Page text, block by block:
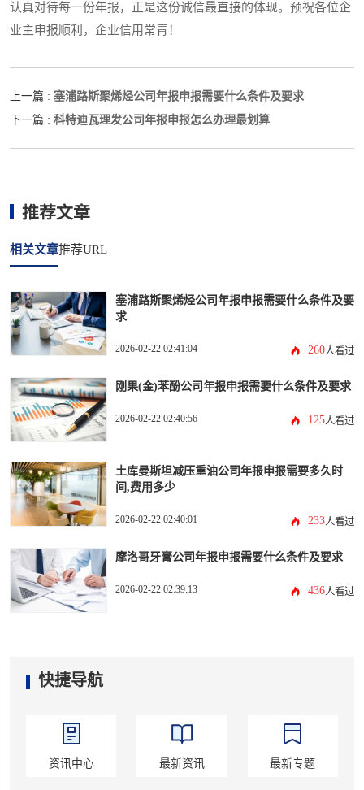
认真对待每一份年报，正是这份诚信最直接的体现。预祝各位企
业主申报顺利，企业信用常青！
上一篇 : 塞浦路斯聚烯烃公司年报申报需要什么条件及要求
下一篇 : 科特迪瓦理发公司年报申报怎么办理最划算
推荐文章
相关文章推荐URL
塞浦路斯聚烯烃公司年报申报需要什么条件及要
求
2026-02-22 02:41:04 260人看过
刚果(金)苯酚公司年报申报需要什么条件及要求
2026-02-22 02:40:56 125人看过
土库曼斯坦减压重油公司年报申报需要多久时
间,费用多少
2026-02-22 02:40:01 233人看过
摩洛哥牙膏公司年报申报需要什么条件及要求
2026-02-22 02:39:13 436人看过
快捷导航
资讯中心 最新资讯 最新专题